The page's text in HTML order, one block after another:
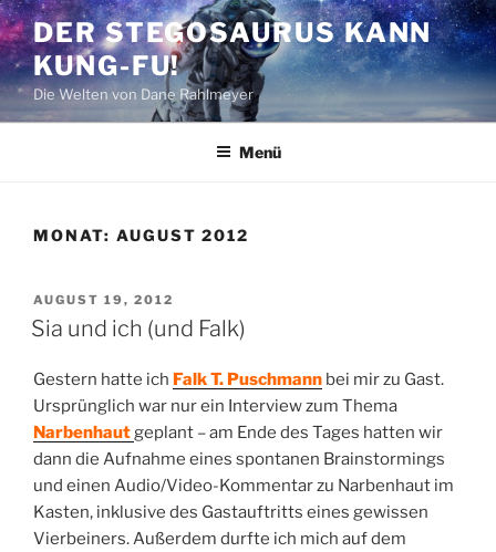
Zum
Inhalt
springen
DER STEGOSAURUS KANN
KUNG-FU!
Die Welten von Dane Rahlmeyer
Menü
MONAT: AUGUST 2012
VERÖFFENTLICHT
AM
AUGUST 19, 2012
Sia und ich (und Falk)
Gestern hatte ich Falk T. Puschmann bei mir zu Gast.
Ursprünglich war nur ein Interview zum Thema
Narbenhautgeplant – am Ende des Tages hatten wir
dann die Aufnahme eines spontanen Brainstormings
und einen Audio/Video-Kommentar zu Narbenhaut im
Kasten, inklusive des Gastauftritts eines gewissen
Vierbeiners. Außerdem durfte ich mich auf dem